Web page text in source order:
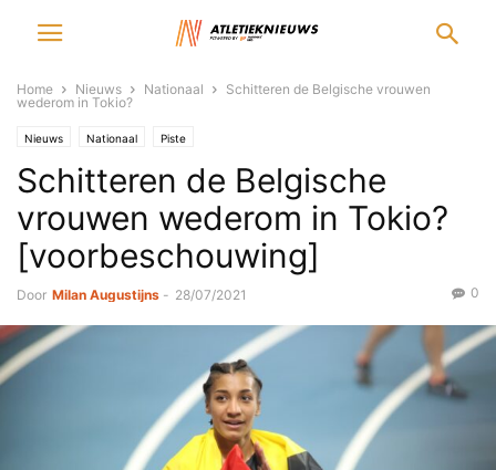
Home Nieuws Nationaal
Schitteren de Belgische vrouwen
wederom in Tokio?
Nieuws Nationaal Piste
Schitteren de Belgische
vrouwen wederom in Tokio?
[voorbeschouwing]
Door Milan Augustijns - 28/07/2021 0